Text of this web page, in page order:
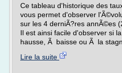
Ce tableau d'historique des
vous permet d'observer
sur les 4 derniÃ?res annÃ©es
Il est ainsi facile d'observer si
hausse, Ã baisse ou Ã la
Lire la suite